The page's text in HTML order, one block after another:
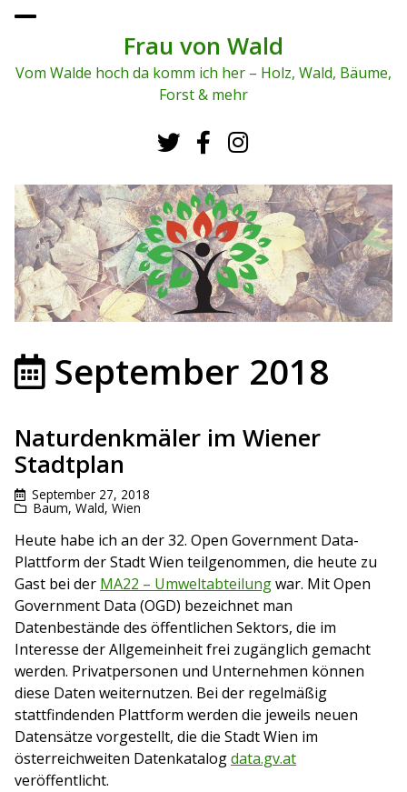
To
me
Frau von Wald
Vom Walde hoch da komm ich her – Holz, Wald, Bäume,
Forst & mehr
September 2018
Naturdenkmäler im Wiener
Stadtplan
September 27, 2018
Baum, Wald, Wien
Heute habe ich an der 32. Open Government Data-
Plattform der Stadt Wien teilgenommen, die heute zu
Gast bei der MA22 – Umweltabteilungwar. Mit Open
Government Data (OGD) bezeichnet man
Datenbestände des öffentlichen Sektors, die im
Interesse der Allgemeinheit frei zugänglich gemacht
werden. Privatpersonen und Unternehmen können
diese Daten weiternutzen. Bei der regelmäßig
stattfindenden Plattform werden die jeweils neuen
Datensätze vorgestellt, die die Stadt Wien im
österreichweiten Datenkatalogdata.gv.at
veröffentlicht.